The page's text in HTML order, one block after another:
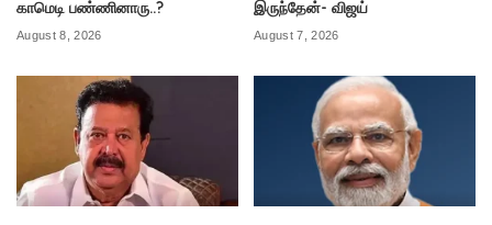
காமெடி பண்ணினாரு..?
August 8, 2026
இருந்தேன்- விஜய்
August 7, 2026